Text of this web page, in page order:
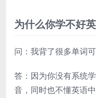
为什么你学不好英
问：我背了很多单词
答：因为你没有系统
音，同时也不懂英语